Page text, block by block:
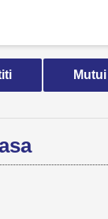
Mutui